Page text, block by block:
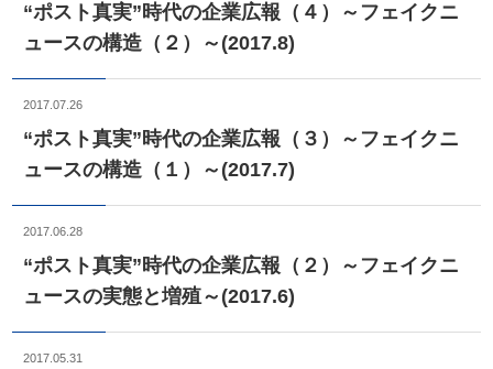
“ポスト真実”時代の企業広報（４）～フェイクニ
ュースの構造（２）～(2017.8)
“ポスト真実”時代の企業広報（３）～フェイクニ
ュースの構造（１）～(2017.7)
2017.07.26
“ポスト真実”時代の企業広報（２）～フェイクニ
ュースの実態と増殖～(2017.6)
2017.06.28
2017.05.31